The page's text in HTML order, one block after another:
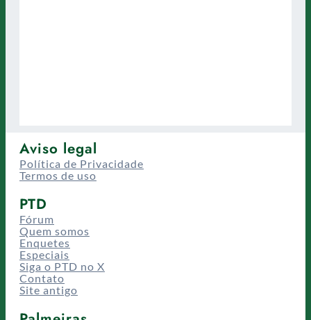
Aviso legal
Política de Privacidade
Termos de uso
PTD
Fórum
Quem somos
Enquetes
Especiais
Siga o PTD no X
Contato
Site antigo